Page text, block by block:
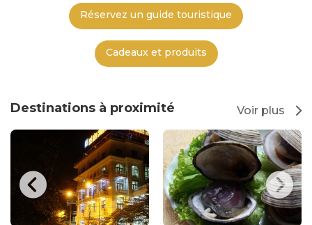
Réservez un guide touristique
Cadeaux et produits
Destinations à proximité Voir plus